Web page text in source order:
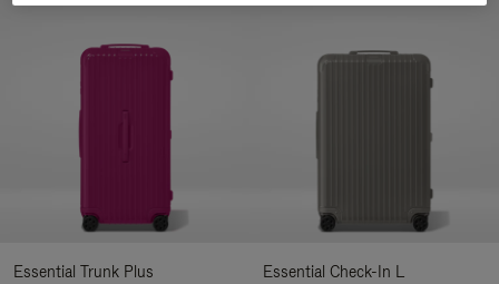
Essential Trunk Plus
Essential Check-In L